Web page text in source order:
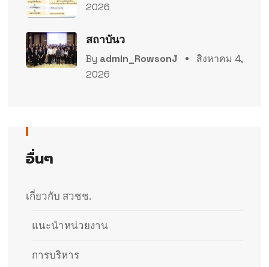
2026
สถาบันว
By admin_RowsonJ
สิงหาคม 4,
2026
อื่นๆ
เกี่ยวกับ สวชช.
แนะนำหน่วยงาน
การบริหาร